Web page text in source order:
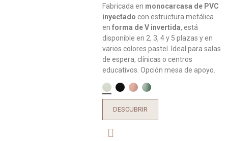
Fabricada en monocarcasa de PVC
inyectado con estructura metálica
enforma de V invertida, está
disponible en 2, 3, 4 y 5 plazas y en
varios colores pastel. Ideal para salas
de espera, clínicas o centros
educativos. Opción mesa de apoyo.
DESCUBRIR